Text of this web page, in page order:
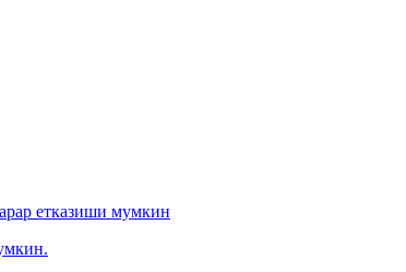
етказиши мумкин